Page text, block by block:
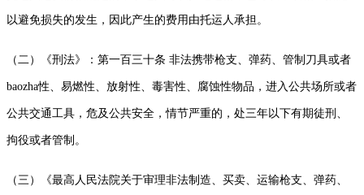
以避免损失的发生，因此产生的费用由托运人承担。
（二）《刑法》：第一百三十条 非法携带枪支、弹药、管制刀具或者
baozha性、易燃性、放射性、毒害性、腐蚀性物品，进入公共场所或者
公共交通工具，危及公共安全，情节严重的，处三年以下有期徒刑、
拘役或者管制。
（三）《最高人民法院关于审理非法制造、买卖、运输枪支、弹药、